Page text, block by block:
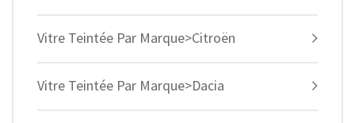
Vitre Teintée Par Marque>Citroën
Vitre Teintée Par Marque>Dacia